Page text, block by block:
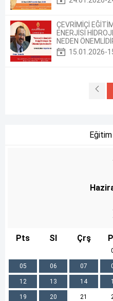
ÇEVRİMİÇİ
ENERJİSİ
NEDEN
15.01.2026-
Pts Sl Çrş
05 06 07
12 13 14
19 20 21